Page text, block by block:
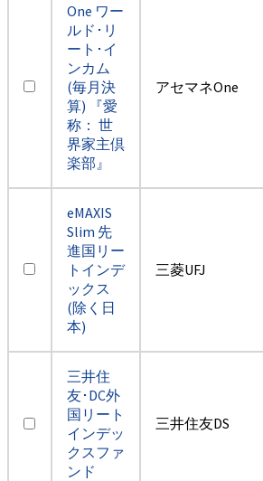
One ワー
ルド･リ
ート･イ
ンカム
(毎月決
算) 『愛
称： 世
界家主倶
楽部』
アセマネOne
eMAXIS
Slim 先
進国リー
トインデ
ックス
(除く日
本)
三菱UFJ
三井住
友･DC外
国リート
インデッ
クスファ
ンド
三井住友DS